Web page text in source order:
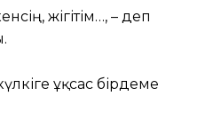
жігітім…, – деп
ұқсас бірдеме